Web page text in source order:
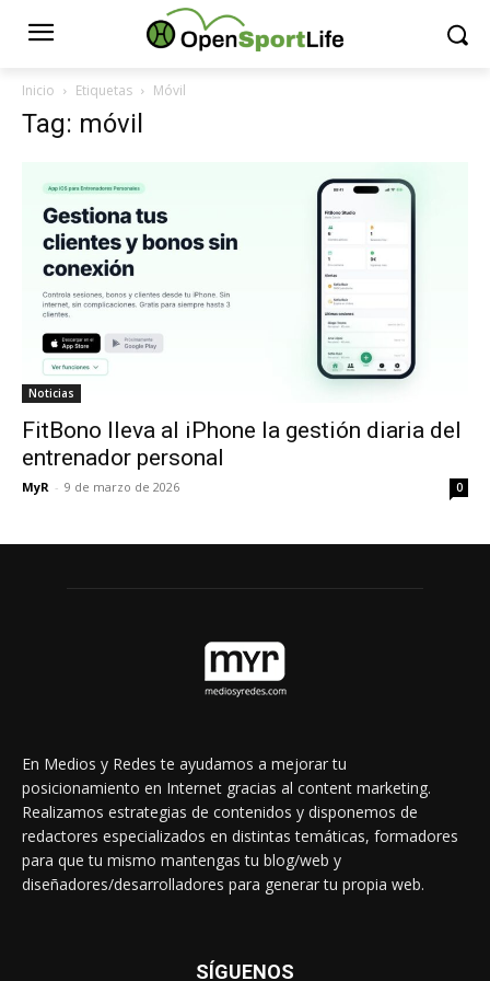
Inicio Etiquetas Móvil
Tag: móvil
Noticias
FitBono lleva al iPhone la gestión diaria del
entrenador personal
MyR - 9 de marzo de 2026 0
En Medios y Redes te ayudamos a mejorar tu
posicionamiento en Internet gracias al content marketing.
Realizamos estrategias de contenidos y disponemos de
redactores especializados en distintas temáticas, formadores
para que tu mismo mantengas tu blog/web y
diseñadores/desarrolladores para generar tu propia web.
SÍGUENOS